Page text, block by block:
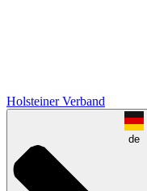
Holsteiner Verband
de